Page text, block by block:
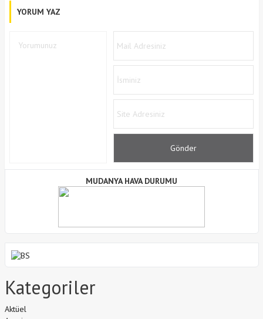
YORUM YAZ
MUDANYA HAVA DURUMU
Kategoriler
Aktüel